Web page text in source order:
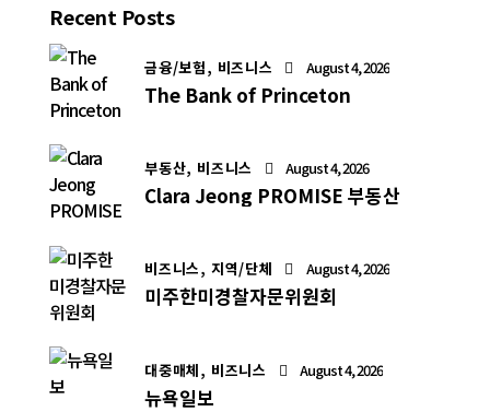
Recent Posts
금융/보험, 비즈니스 August 4, 2026
The Bank of Princeton
부동산, 비즈니스 August 4, 2026
Clara Jeong PROMISE 부동산
비즈니스, 지역/단체 August 4, 2026
미주한미경찰자문위원회
대중매체, 비즈니스 August 4, 2026
뉴욕일보